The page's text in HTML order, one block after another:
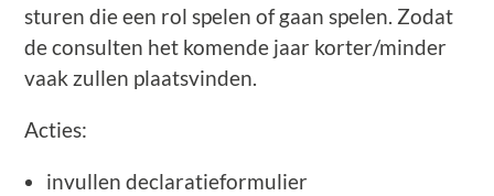
sturen die een rol spelen of gaan spelen. Zodat
de consulten het komende jaar korter/minder
vaak zullen plaatsvinden.
Acties:
invullen declaratieformulier